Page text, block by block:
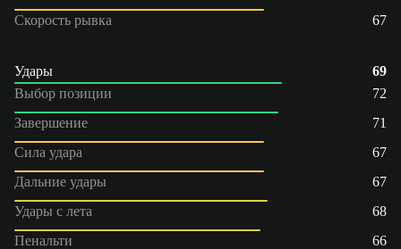
Скорость рывка
67
Удары
69
Выбор позиции
72
Завершение
71
Сила удара
67
Дальние удары
67
Удары с лета
68
Пенальти
66